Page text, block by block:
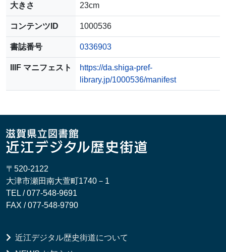
大きさ 23cm
コンテンツID 1000536
書誌番号 0336903
IIIF マニフェスト
https://da.shiga-pref-
library.jp/1000536/manifest
〒520-2122
大津市瀬田南大萱町1740－1
TEL / 077-548-9691
FAX / 077-548-9790
近江デジタル歴史街道について